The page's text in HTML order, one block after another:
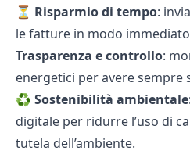
⏳ Risparmio di tempo:
le fatture in modo
Trasparenza e controllo:
energetici per avere sempre
♻️ Sostenibilità ambientale
digitale per ridurre l’uso di
tutela dell’ambiente.